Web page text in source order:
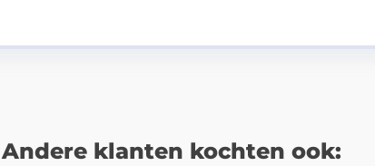
Andere klanten kochten ook: